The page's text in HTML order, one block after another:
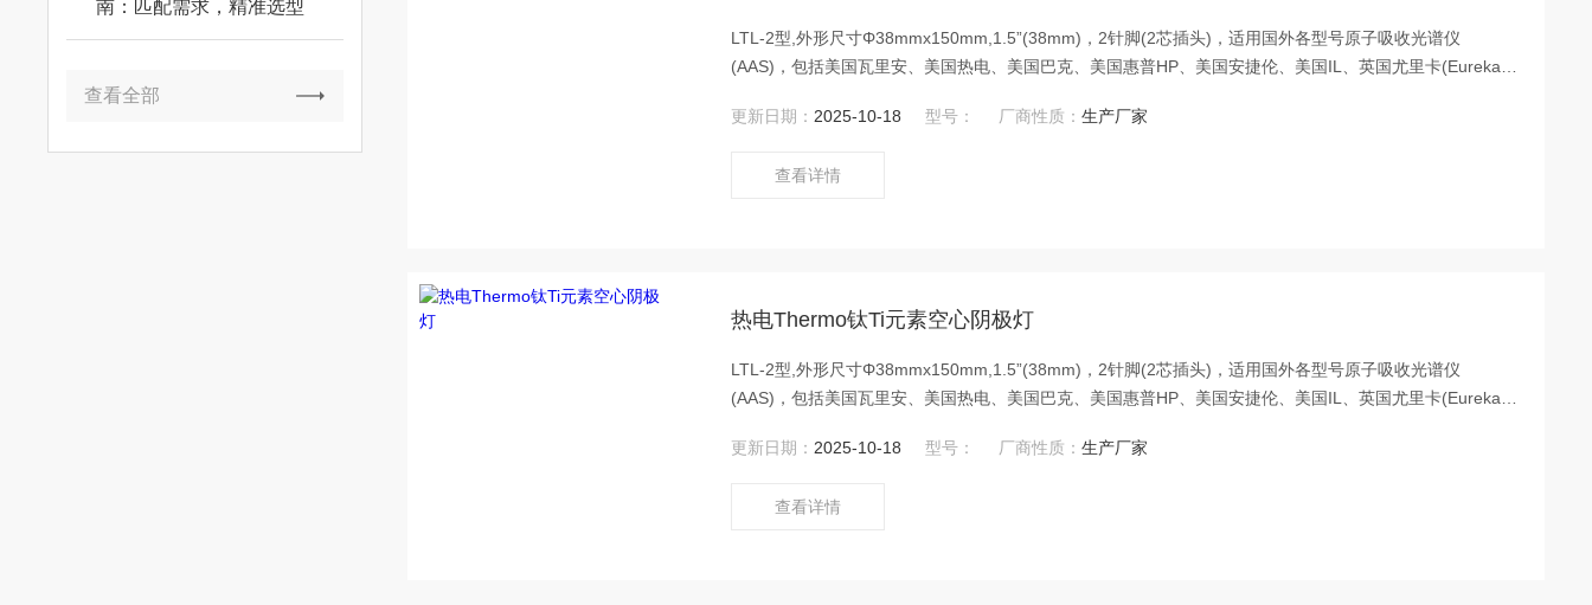
南：匹配需求，精准选型
查看全部
LTL-2型,外形尺寸Φ38mmx150mm,1.5”(38mm)，2针脚(2芯插头)，适用国外各型号原子吸收光谱仪
(AAS)，包括美国瓦里安、美国热电、美国巴克、美国惠普HP、美国安捷伦、美国IL、英国尤里卡(Eureka
号原子吸收光谱仪(AAS)。热电Thermo铥Tm元素空心阴极灯
更新日期： 2025-10-18 型号： 厂商性质：生产厂家
查看详情
热电Thermo钛Ti元素空心阴极灯
LTL-2型,外形尺寸Φ38mmx150mm,1.5”(38mm)，2针脚(2芯插头)，适用国外各型号原子吸收光谱仪
(AAS)，包括美国瓦里安、美国热电、美国巴克、美国惠普HP、美国安捷伦、美国IL、英国尤里卡(Eureka
号原子吸收光谱仪(AAS)。热电Thermo钛Ti元素空心阴极灯
更新日期： 2025-10-18 型号： 厂商性质：生产厂家
查看详情